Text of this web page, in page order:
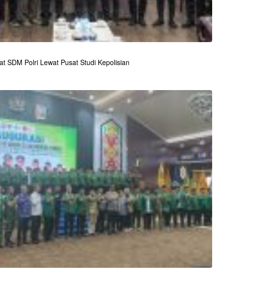
SDM Polri Lewat Pusat Studi Kepolisian